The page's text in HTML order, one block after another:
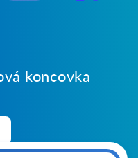
koncovka